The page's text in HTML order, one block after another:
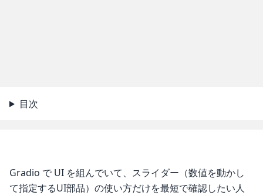
目次
Gradio で UI を組んでいて、スライダー（数値を動かし
て指定するUI部品）の使い方だけを最短で確認したい人